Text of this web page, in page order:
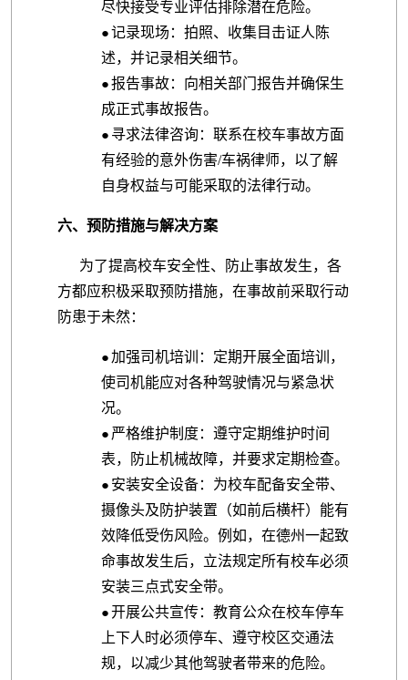
尽快接受专业评估排除潜在危险。
●记录现场：拍照、收集目击证人陈
述，并记录相关细节。
●报告事故：向相关部门报告并确保生
成正式事故报告。
● 寻求法律咨询：联系在校车事故方面
有经验的意外伤害/车祸律师，以了解
自身权益与可能采取的法律行动。
六、预防措施与解决方案
为了提高校车安全性、防止事故发生，各
方都应积极采取预防措施，在事故前采取行动
防患于未然：
●加强司机培训：定期开展全面培训，
使司机能应对各种驾驶情况与紧急状
况。
● 严格维护制度：遵守定期维护时间
表，防止机械故障，并要求定期检查。
● 安装安全设备：为校车配备安全带、
摄像头及防护装置（如前后横杆）能有
效降低受伤风险。例如，在德州一起致
命事故发生后，立法规定所有校车必须
安装三点式安全带。
●开展公共宣传：教育公众在校车停车
上下人时必须停车、遵守校区交通法
规，以减少其他驾驶者带来的危险。